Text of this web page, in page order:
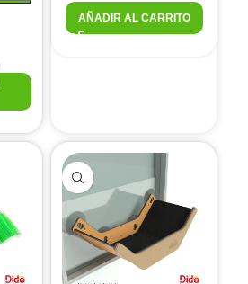
AÑADIR AL CARRITO